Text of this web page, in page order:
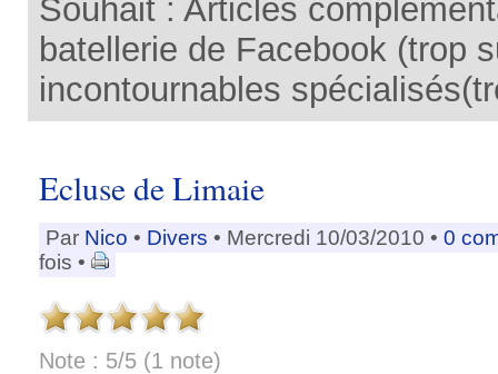
Souhait : Articles
batellerie de Facebook (trop
incontournables
Ecluse de Limaie
Par Nico • Divers • Mercredi 10/03/2010 • 0
fois •
Note : 5/5 (1 note)